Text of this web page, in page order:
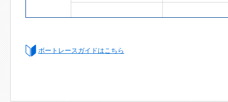
ボートレースガイドはこちら